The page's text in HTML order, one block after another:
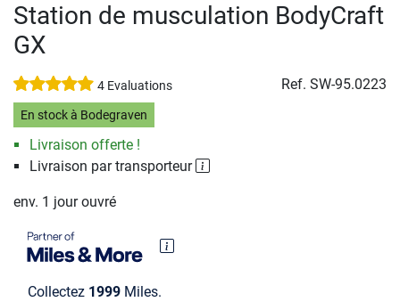
Station de musculation BodyCraft
GX
4 Evaluations Ref. SW-95.0223
En stock à Bodegraven
Livraison offerte !
Livraison par transporteur
env. 1 jour ouvré
Collectez 1999 Miles.